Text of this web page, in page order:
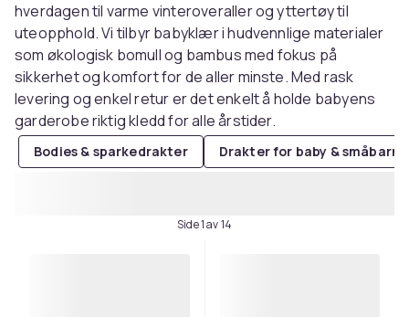
hverdagen til varme vinteroveraller og yttertøy til
uteopphold. Vi tilbyr babyklær i hudvennlige materialer
som økologisk bomull og bambus med fokus på
sikkerhet og komfort for de aller minste. Med rask
levering og enkel retur er det enkelt å holde babyens
garderobe riktig kledd for alle årstider.
Bodies & sparkedrakter Drakter for baby & småbarne
Side 1 av 14